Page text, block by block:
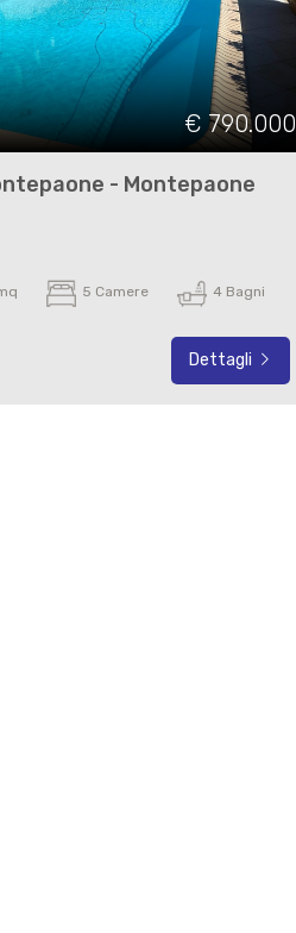
€ 790.000
- Montepaone
5 Camere 4 Bagni
Dettagli